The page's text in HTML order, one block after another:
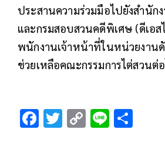
ประสานความร่วมมือไปยังสำนัก
และกรมสอบสวนคดีพิเศษ (ดีเอส
พนักงานเจ้าหน้าที่ในหน่วยงาน
ช่วยเหลือคณะกรรมการไต่สวนต่
F T C Li